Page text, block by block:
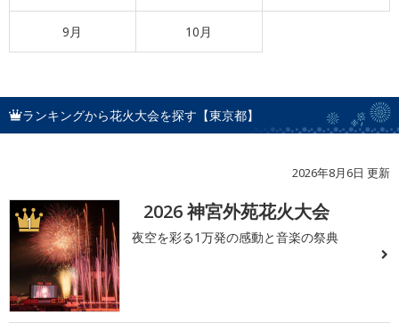
9月 10月
ランキングから花火大会を探す【東京都】
2026年8月6日 更新
1 2026 神宮外苑花火大会
夜空を彩る1万発の感動と音楽の祭典